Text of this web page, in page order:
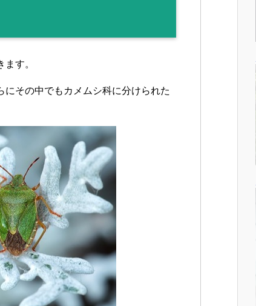
す。
その中でもカメムシ科に分けられた